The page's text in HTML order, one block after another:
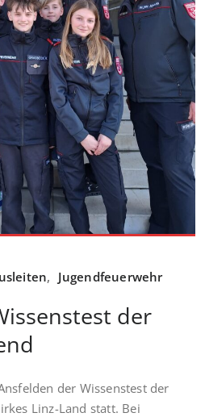
, Jugendfeuerwehr
der
der Wissenstest der
Linz-Land statt. Bei